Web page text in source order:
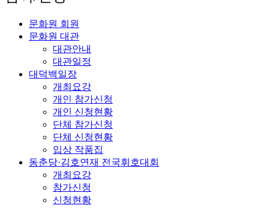
문화원 회원
문화원 대관
대관안내
대관일정
대덕백일장
개최요강
개인 참가신청
개인 신청현황
단체 참가신청
단체 신청현황
입상 작품집
동춘당·김호연재 전국휘호대회
개최요강
참가신청
신청현황